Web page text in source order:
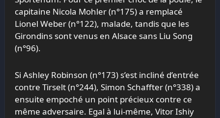
capitaine Nicola Mohler (n°175) a remplacé
Lionel Weber (n°122), malade, tandis que les
Girondins sont venus en Alsace sans Liu Song
(n°96).
Si Ashley Robinson (n°173) s’est incliné d’entrée
contre Tirselt (n°244), Simon Schaffter (n°338) a
ensuite empoché un point précieux contre ce
même adversaire. Egal à lui-même, Vitor Ishiy